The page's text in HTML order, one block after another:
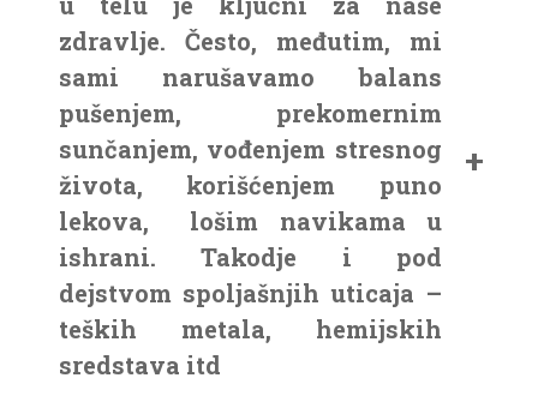
zdravlje. Često, međutim, mi
sami narušavamo balans
pušenjem, prekomernim
sunčanjem, vođenjem stresnog
života, korišćenjem puno
lekova, lošim navikama u
ishrani. Takodje i pod
dejstvom spoljašnjih uticaja –
teških metala, hemijskih
sredstava itd